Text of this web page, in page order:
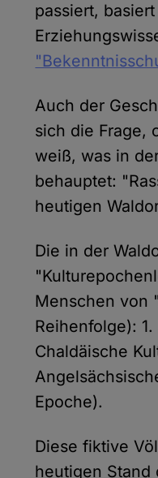
passiert,
Auch der
sich die Frage,
weiß, was in
behauptet:
heutigen
Die in der
Menschen von
Reihenfolge):
Chaldäische
Epoche).
Diese fiktive
heutigen Stand